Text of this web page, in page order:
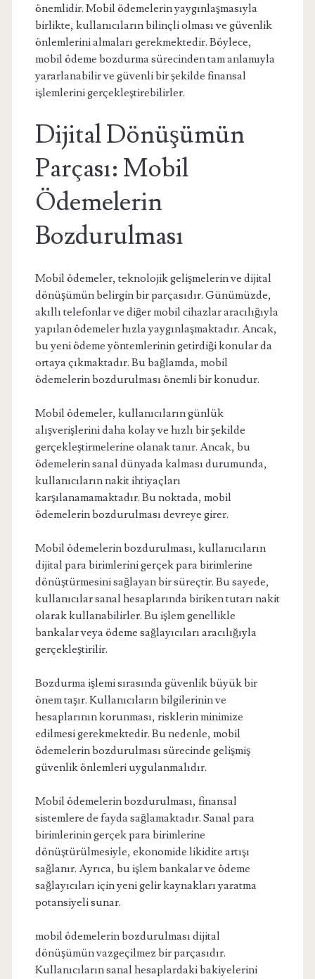
önemlidir. Mobil ödemelerin yaygınlaşmasıyla
birlikte, kullanıcıların bilinçli olması ve güvenlik
önlemlerini almaları gerekmektedir. Böylece,
mobil ödeme bozdurma sürecinden tam anlamıyla
yararlanabilir ve güvenli bir şekilde finansal
işlemlerini gerçekleştirebilirler.
Dijital Dönüşümün
Parçası: Mobil
Ödemelerin
Bozdurulması
Mobil ödemeler, teknolojik gelişmelerin ve dijital
dönüşümün belirgin bir parçasıdır. Günümüzde,
akıllı telefonlar ve diğer mobil cihazlar aracılığıyla
yapılan ödemeler hızla yaygınlaşmaktadır. Ancak,
bu yeni ödeme yöntemlerinin getirdiği konular da
ortaya çıkmaktadır. Bu bağlamda, mobil
ödemelerin bozdurulması önemli bir konudur.
Mobil ödemeler, kullanıcıların günlük
alışverişlerini daha kolay ve hızlı bir şekilde
gerçekleştirmelerine olanak tanır. Ancak, bu
ödemelerin sanal dünyada kalması durumunda,
kullanıcıların nakit ihtiyaçları
karşılanamamaktadır. Bu noktada, mobil
ödemelerin bozdurulması devreye girer.
Mobil ödemelerin bozdurulması, kullanıcıların
dijital para birimlerini gerçek para birimlerine
dönüştürmesini sağlayan bir süreçtir. Bu sayede,
kullanıcılar sanal hesaplarında biriken tutarı nakit
olarak kullanabilirler. Bu işlem genellikle
bankalar veya ödeme sağlayıcıları aracılığıyla
gerçekleştirilir.
Bozdurma işlemi sırasında güvenlik büyük bir
önem taşır. Kullanıcıların bilgilerinin ve
hesaplarının korunması, risklerin minimize
edilmesi gerekmektedir. Bu nedenle, mobil
ödemelerin bozdurulması sürecinde gelişmiş
güvenlik önlemleri uygulanmalıdır.
Mobil ödemelerin bozdurulması, finansal
sistemlere de fayda sağlamaktadır. Sanal para
birimlerinin gerçek para birimlerine
dönüştürülmesiyle, ekonomide likidite artışı
sağlanır. Ayrıca, bu işlem bankalar ve ödeme
sağlayıcıları için yeni gelir kaynakları yaratma
potansiyeli sunar.
mobil ödemelerin bozdurulması dijital
dönüşümün vazgeçilmez bir parçasıdır.
Kullanıcıların sanal hesaplardaki bakiyelerini